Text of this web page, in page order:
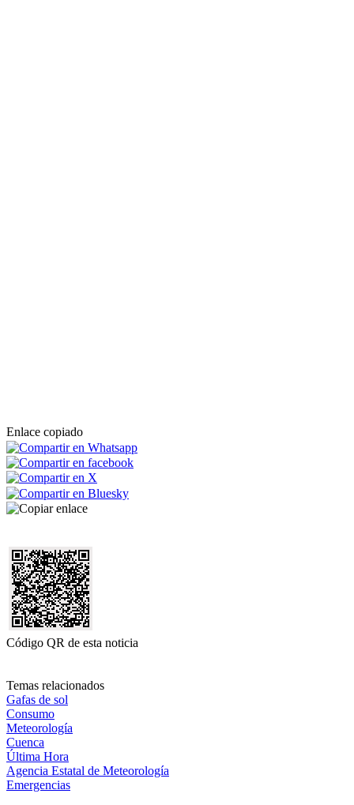
Enlace copiado
Código QR de esta noticia
Temas relacionados
Gafas de sol
Consumo
Meteorología
Cuenca
Última Hora
Agencia Estatal de Meteorología
Emergencias